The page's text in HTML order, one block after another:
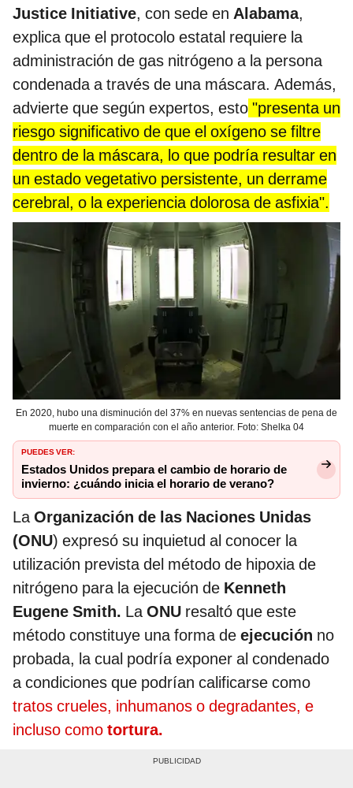
Justice Initiative, con sede en Alabama,
explica que el protocolo estatal requiere la
administración de gas nitrógeno a la persona
condenada a través de una máscara. Además,
advierte que según expertos, esto "presenta un
riesgo significativo de que el oxígeno se filtre
dentro de la máscara, lo que podría resultar en
un estado vegetativo persistente, un derrame
cerebral, o la experiencia dolorosa de asfixia".
En 2020, hubo una disminución del 37% en nuevas sentencias de pena de
muerte en comparación con el año anterior. Foto: Shelka 04
PUEDES VER:
Estados Unidos prepara el cambio de horario de
invierno: ¿cuándo inicia el horario de verano?
La Organización de las Naciones Unidas
(ONU) expresó su inquietud al conocer la
utilización prevista del método de hipoxia de
nitrógeno para la ejecución de Kenneth
Eugene Smith. La ONU resaltó que este
método constituye una forma de ejecución no
probada, la cual podría exponer al condenado
a condiciones que podrían calificarse como
tratos crueles, inhumanos o degradantes, e
incluso como tortura.